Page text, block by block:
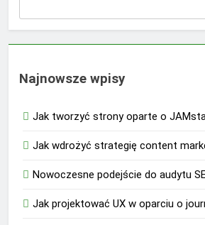
Najnowsze wpisy
Jak tworzyć strony oparte o
Jak wdrożyć strategię content
Nowoczesne podejście do audytu
Jak projektować UX w oparciu o